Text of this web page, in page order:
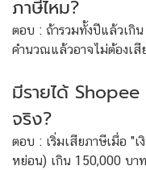
ภาษีไหม?
ตอบ : ถ้ารวมทั้งปีแล้วเกิ
คำนวณแล้วอาจไม่ต้องเสี
มีรายได้ Shopee
จริง?
ตอบ : เริ่มเสียภาษีเมื่อ "
หย่อน) เกิน 150,000 บา